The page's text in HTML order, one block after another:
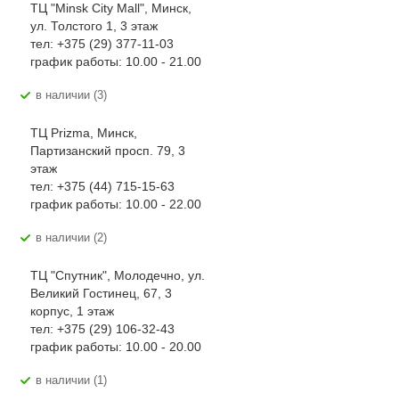
ТЦ "Minsk City Mall", Минск,
ул. Толстого 1, 3 этаж
тел: +375 (29) 377-11-03
график работы: 10.00 - 21.00
В наличии (3)
ТЦ Prizma, Минск,
Партизанский просп. 79, 3
этаж
тел: +375 (44) 715-15-63
график работы: 10.00 - 22.00
В наличии (2)
ТЦ "Спутник", Молодечно, ул.
Великий Гостинец, 67, 3
корпус, 1 этаж
тел: +375 (29) 106-32-43
график работы: 10.00 - 20.00
В наличии (1)